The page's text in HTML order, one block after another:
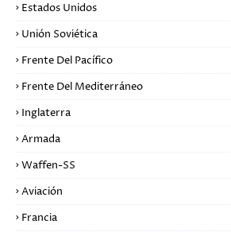
Estados Unidos
Unión Soviética
Frente Del Pacífico
Frente Del Mediterráneo
Inglaterra
Armada
Waffen-SS
Aviación
Francia